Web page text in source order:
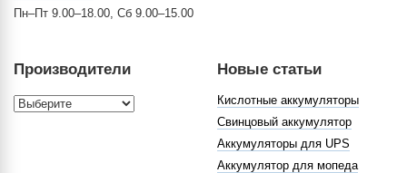
Пн–Пт 9.00–18.00, Сб 9.00–15.00
Производители Новые статьи
Кислотные аккумуляторы
Свинцовый аккумулятор
Аккумуляторы для UPS
Аккумулятор для мопеда